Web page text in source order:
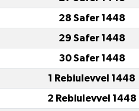
28 Safer 1448
29 Safer 1448
30 Safer 1448
1 Rebiulevvel 1448
2 Rebiulevvel 1448